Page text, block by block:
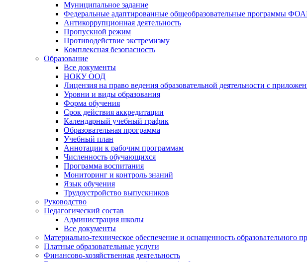
Муниципальное задание
Федеральные адаптированные общеобразовательные программы
Антикоррупционная деятельность
Пропускной режим
Противодействие экстремизму
Комплексная безопасность
Образование
Все документы
НОКУ ООД
Лицензия на право ведения образовательной деятельности с
Уровни и виды образования
Форма обучения
Срок действия аккредитации
Календарный учебный график
Образовательная программа
Учебный план
Аннотации к рабочим программам
Численность обучающихся
Программа воспитания
Мониторинг и контроль знаний
Язык обучения
Трудоустройство выпускников
Руководство
Педагогический состав
Администрация школы
Все документы
Материально-техническое обеспечение и оснащенность образовательного
Платные образовательные услуги
Финансово-хозяйственная деятельность